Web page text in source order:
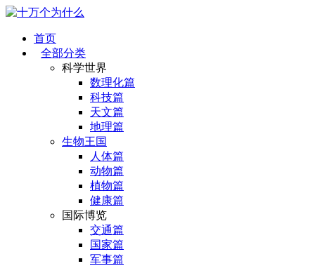
首页
全部分类
科学世界
数理化篇
科技篇
天文篇
地理篇
生物王国
人体篇
动物篇
植物篇
健康篇
国际博览
交通篇
国家篇
军事篇